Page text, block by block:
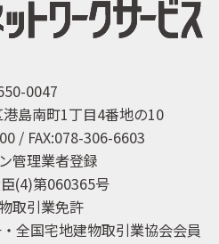
0047
島南町1丁目4番地の10
/ FAX:078-306-6603
管理業者登録
(4)第060365号
取引業免許
全国宅地建物取引業協会会員